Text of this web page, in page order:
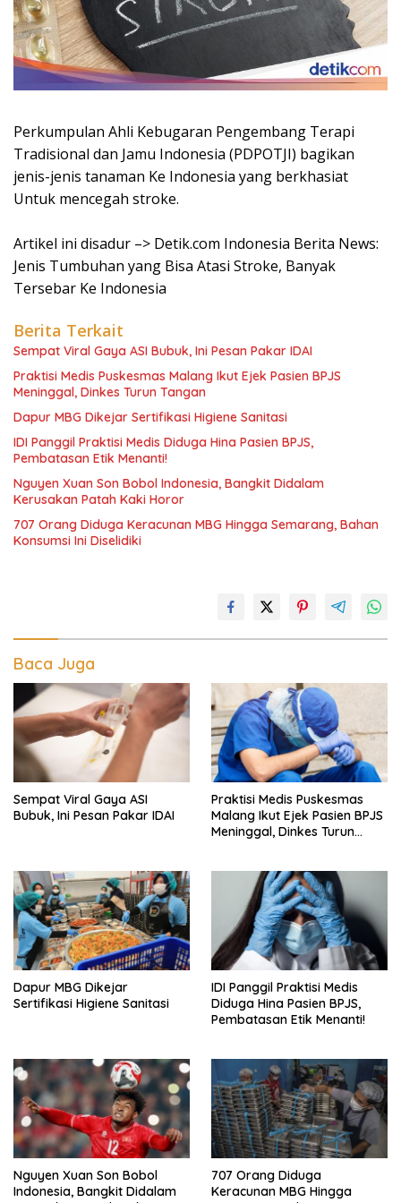
Perkumpulan Ahli Kebugaran Pengembang Terapi
Tradisional dan Jamu Indonesia (PDPOTJI) bagikan
jenis-jenis tanaman Ke Indonesia yang berkhasiat
Untuk mencegah stroke.
Artikel ini disadur –> Detik.com Indonesia Berita News:
Jenis Tumbuhan yang Bisa Atasi Stroke, Banyak
Tersebar Ke Indonesia
Berita Terkait
Sempat Viral Gaya ASI Bubuk, Ini Pesan Pakar IDAI
Praktisi Medis Puskesmas Malang Ikut Ejek Pasien BPJS
Meninggal, Dinkes Turun Tangan
Dapur MBG Dikejar Sertifikasi Higiene Sanitasi
IDI Panggil Praktisi Medis Diduga Hina Pasien BPJS,
Pembatasan Etik Menanti!
Nguyen Xuan Son Bobol Indonesia, Bangkit Didalam
Kerusakan Patah Kaki Horor
707 Orang Diduga Keracunan MBG Hingga Semarang, Bahan
Konsumsi Ini Diselidiki
Baca Juga
Sempat Viral Gaya ASI
Bubuk, Ini Pesan Pakar IDAI
Praktisi Medis Puskesmas
Malang Ikut Ejek Pasien BPJS
Meninggal, Dinkes Turun
Dapur MBG Dikejar
Sertifikasi Higiene Sanitasi
IDI Panggil Praktisi Medis
Diduga Hina Pasien BPJS,
Pembatasan Etik Menanti!
Nguyen Xuan Son Bobol
Indonesia, Bangkit Didalam
707 Orang Diduga
Keracunan MBG Hingga